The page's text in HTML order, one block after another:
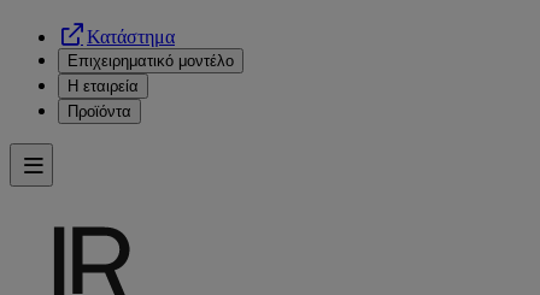
Κατάστημα
Επιχειρηματικό μοντέλο
Η εταιρεία
Προϊόντα